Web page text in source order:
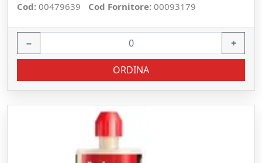
Cod: 00479639 Cod Fornitore: 00093179
− +
ORDINA